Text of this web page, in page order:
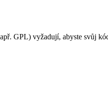
GPL) vyžadují, abyste svůj